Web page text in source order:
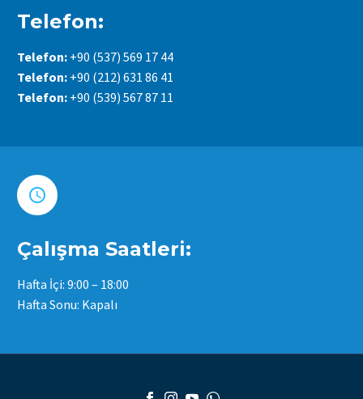
Telefon:
Telefon: +90 (537) 569 17 44
Telefon: +90 (212) 631 86 41
Telefon: +90 (539) 567 87 11


Çalışma Saatleri:
Hafta İçi: 9:00 – 18:00
Hafta Sonu: Kapalı